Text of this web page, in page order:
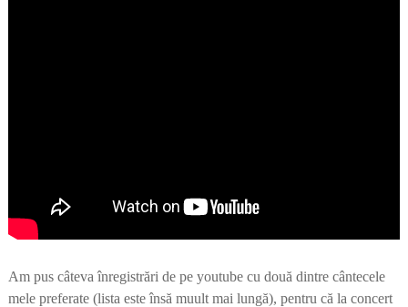
Am pus câteva înregistrări de pe youtube cu două dintre cântecele
mele preferate (lista este însă muult mai lungă), pentru că la concert